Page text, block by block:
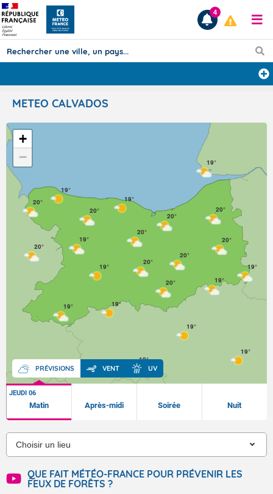
Prévisions
TOUS LES RÉSULTATS
4
METEO CALVADOS
PRÉVISIONS VENT UV
19°
19°
20°
20°
20°
19°
19°
19°
20°
20°
19°
19°
20°
20°
19°
20°
20°
19°
19°
20°
19°
19°
+
−
JEUDI 06
Matin Après-midi Soirée Nuit
QUE FAIT MÉTÉO-FRANCE POUR PRÉVENIR LES
FEUX DE FORÊTS ?